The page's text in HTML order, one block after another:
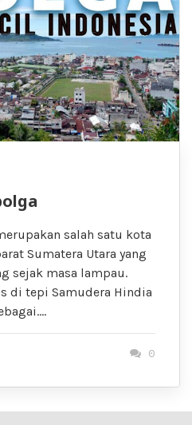
salah satu kota
Sumatera Utara yang
sejak masa lampau.
di tepi Samudera Hindia
0